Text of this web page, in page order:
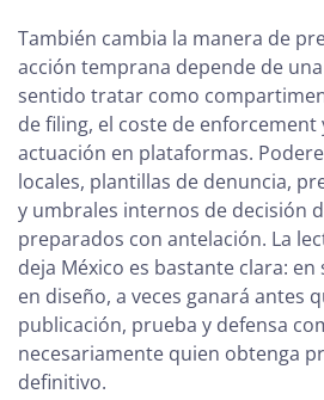
También cambia la manera de
acción temprana depende de
sentido tratar como
de filing, el coste de enforcement
actuación en plataformas.
locales, plantillas de denuncia,
y umbrales internos de decisión
preparados con antelación. La
deja México es bastante clara:
en diseño, a veces ganará antes
publicación, prueba y defensa
necesariamente quien obtenga
definitivo.